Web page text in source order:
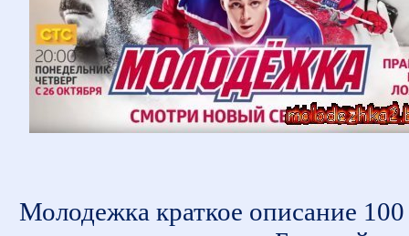
Молодежка краткое описание 100